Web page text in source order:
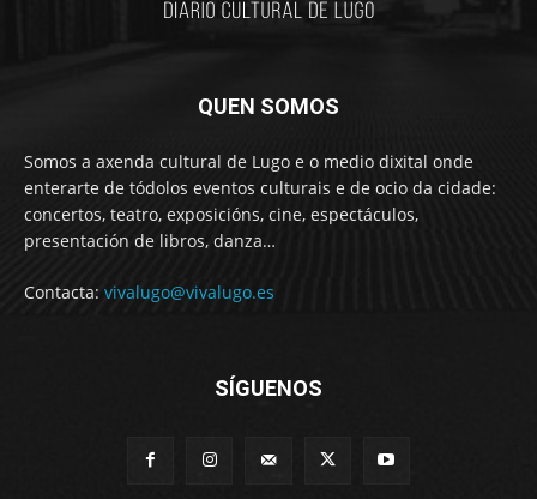
QUEN SOMOS
Somos a axenda cultural de Lugo e o medio dixital onde
enterarte de tódolos eventos culturais e de ocio da cidade:
concertos, teatro, exposicións, cine, espectáculos,
presentación de libros, danza…
Contacta: vivalugo@vivalugo.es
SÍGUENOS